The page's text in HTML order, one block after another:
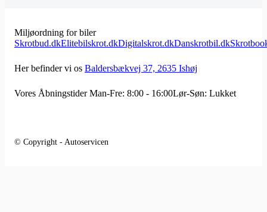
Miljøordning for biler
Skrotbud.dkElitebilskrot.dkDigitalskrot.dkDanskrotbil.dk
Her befinder vi os Baldersbækvej 37, 2635 Ishøj
Vores Åbningstider Man-Fre: 8:00 - 16:00Lør-Søn: Lukket
© Copyright - Autoservicen